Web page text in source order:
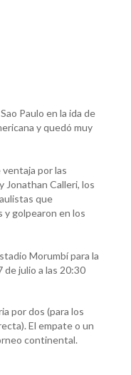
Paulo en la ida de
y quedó muy
por las
Jonathan Calleri, los
que
y golpearon en los
Morumbí para la
de julio a las 20:30
por dos (para los
El empate o un
continental.